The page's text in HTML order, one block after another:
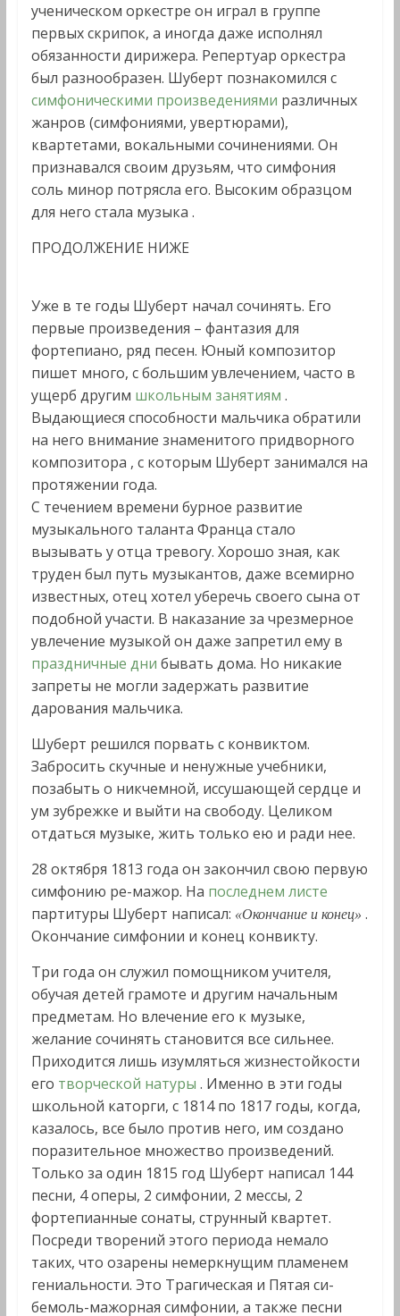
ученическом оркестре он играл в группе
первых скрипок, а иногда даже исполнял
обязанности дирижера. Репертуар оркестра
был разнообразен. Шуберт познакомился с
симфоническими произведениями различных
жанров (симфониями, увертюрами),
квартетами, вокальными сочинениями. Он
признавался своим друзьям, что симфония
соль минор потрясла его. Высоким образцом
для него стала музыка .
ПРОДОЛЖЕНИЕ НИЖЕ
Уже в те годы Шуберт начал сочинять. Его
первые произведения – фантазия для
фортепиано, ряд песен. Юный композитор
пишет много, с большим увлечением, часто в
ущерб другим школьным занятиям .
Выдающиеся способности мальчика обратили
на него внимание знаменитого придворного
композитора , с которым Шуберт занимался на
протяжении года.
С течением времени бурное развитие
музыкального таланта Франца стало
вызывать у отца тревогу. Хорошо зная, как
труден был путь музыкантов, даже всемирно
известных, отец хотел уберечь своего сына от
подобной участи. В наказание за чрезмерное
увлечение музыкой он даже запретил ему в
праздничные дни бывать дома. Но никакие
запреты не могли задержать развитие
дарования мальчика.
Шуберт решился порвать с конвиктом.
Забросить скучные и ненужные учебники,
позабыть о никчемной, иссушающей сердце и
ум зубрежке и выйти на свободу. Целиком
отдаться музыке, жить только ею и ради нее.
28 октября 1813 года он закончил свою первую
симфонию ре-мажор. На последнем листе
партитуры Шуберт написал: «Окончание и конец» .
Окончание симфонии и конец конвикту.
Три года он служил помощником учителя,
обучая детей грамоте и другим начальным
предметам. Но влечение его к музыке,
желание сочинять становится все сильнее.
Приходится лишь изумляться жизнестойкости
его творческой натуры . Именно в эти годы
школьной каторги, с 1814 по 1817 годы, когда,
казалось, все было против него, им создано
поразительное множество произведений.
Только за один 1815 год Шуберт написал 144
песни, 4 оперы, 2 симфонии, 2 мессы, 2
фортепианные сонаты, струнный квартет.
Посреди творений этого периода немало
таких, что озарены немеркнущим пламенем
гениальности. Это Трагическая и Пятая си-
бемоль-мажорная симфонии, а также песни